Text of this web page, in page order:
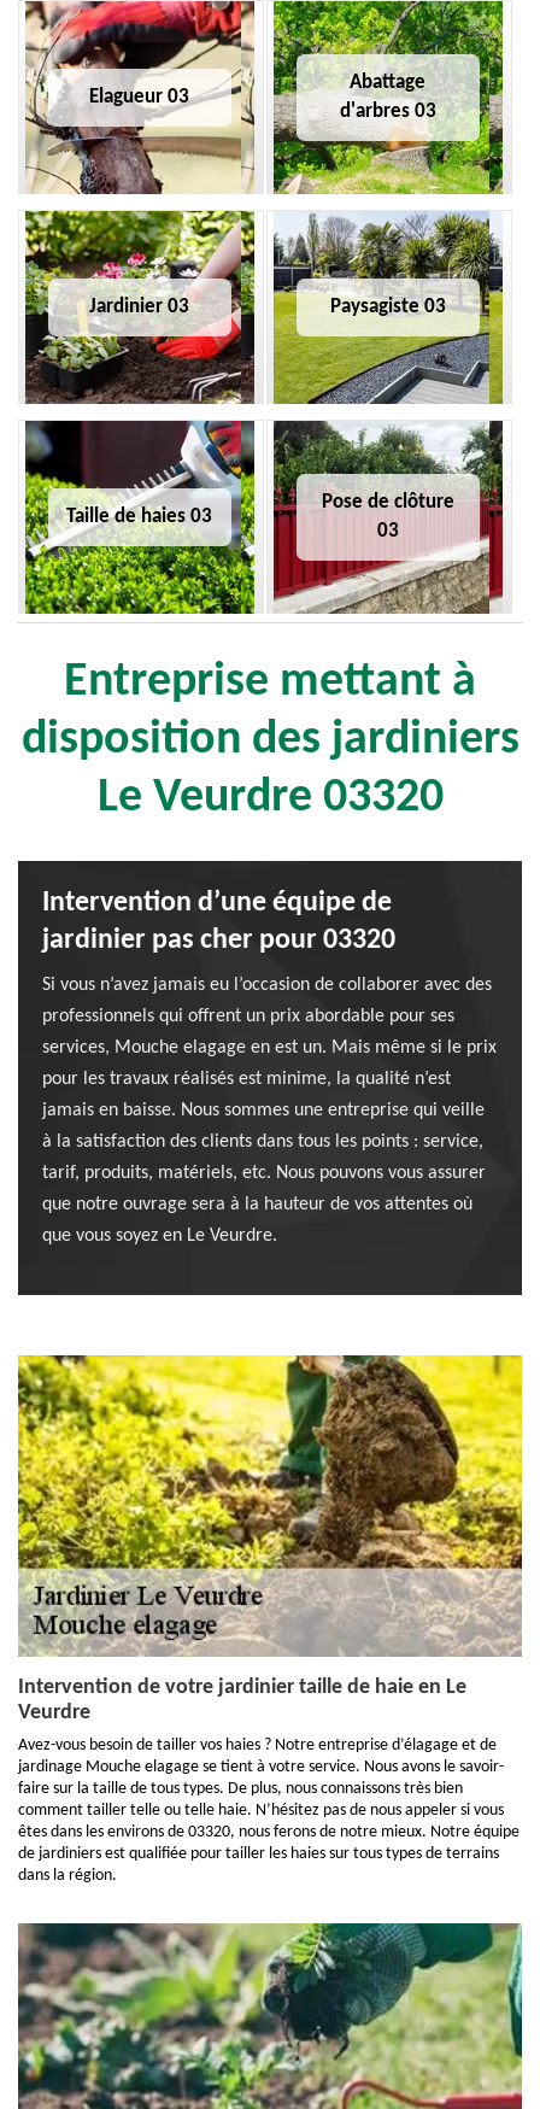
Elagueur 03
Abattage
d'arbres 03
Jardinier 03 Paysagiste 03
Taille de haies 03
Pose de clôture
03
Entreprise mettant à
disposition des jardiniers
Le Veurdre 03320
Intervention d’une équipe de
jardinier pas cher pour 03320
Si vous n’avez jamais eu l’occasion de collaborer avec des
professionnels qui offrent un prix abordable pour ses
services, Mouche elagage en est un. Mais même si le prix
pour les travaux réalisés est minime, la qualité n’est
jamais en baisse. Nous sommes une entreprise qui veille
à la satisfaction des clients dans tous les points : service,
tarif, produits, matériels, etc. Nous pouvons vous assurer
que notre ouvrage sera à la hauteur de vos attentes où
que vous soyez en Le Veurdre.
Intervention de votre jardinier taille de haie en Le
Veurdre
Avez-vous besoin de tailler vos haies ? Notre entreprise d’élagage et de
jardinage Mouche elagage se tient à votre service. Nous avons le savoir-
faire sur la taille de tous types. De plus, nous connaissons très bien
comment tailler telle ou telle haie. N’hésitez pas de nous appeler si vous
êtes dans les environs de 03320, nous ferons de notre mieux. Notre équipe
de jardiniers est qualifiée pour tailler les haies sur tous types de terrains
dans la région.